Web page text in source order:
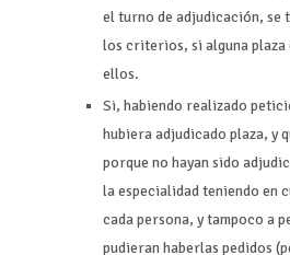
el turno de adjudicación, se
los criterios, si alguna plaza
ellos.
Si, habiendo realizado
hubiera adjudicado plaza, y
porque no hayan sido
la especialidad teniendo en
cada persona, y tampoco a
pudieran haberlas pedidos